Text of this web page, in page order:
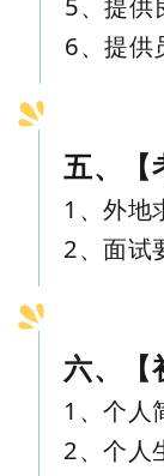
6、提供
五、【
1、外地
2、面试
六、【
1、个人
2、个人